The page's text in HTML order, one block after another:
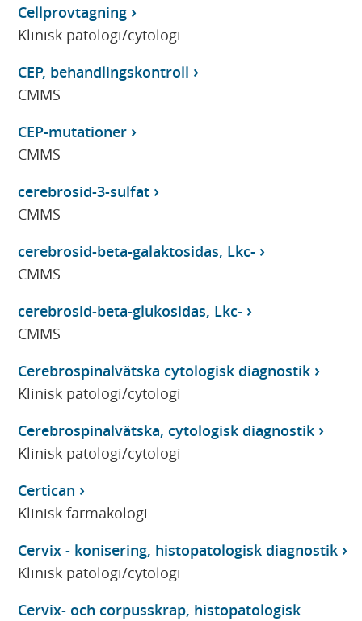
Cellprovtagning
Klinisk patologi/cytologi
CEP, behandlingskontroll
CMMS
CEP-mutationer
CMMS
cerebrosid-3-sulfat
CMMS
cerebrosid-beta-galaktosidas, Lkc-
CMMS
cerebrosid-beta-glukosidas, Lkc-
CMMS
Cerebrospinalvätska cytologisk diagnostik
Klinisk patologi/cytologi
Cerebrospinalvätska, cytologisk diagnostik
Klinisk patologi/cytologi
Certican
Klinisk farmakologi
Cervix - konisering, histopatologisk diagnostik
Klinisk patologi/cytologi
Cervix- och corpusskrap, histopatologisk